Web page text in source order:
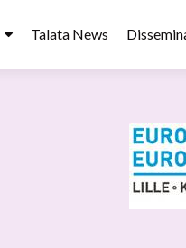
Talata News